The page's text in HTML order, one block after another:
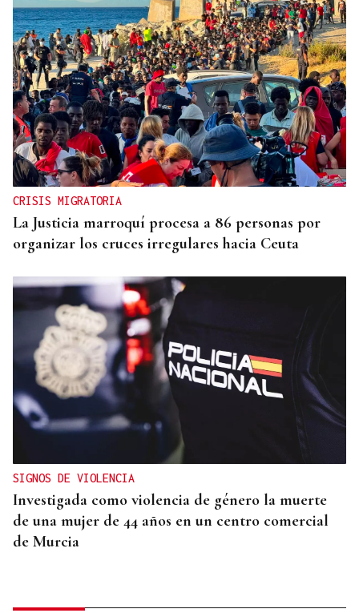
CRISIS MIGRATORIA
La Justicia marroquí procesa a 86 personas por
organizar los cruces irregulares hacia Ceuta
SIGNOS DE VIOLENCIA
Investigada como violencia de género la muerte
de una mujer de 44 años en un centro comercial
de Murcia